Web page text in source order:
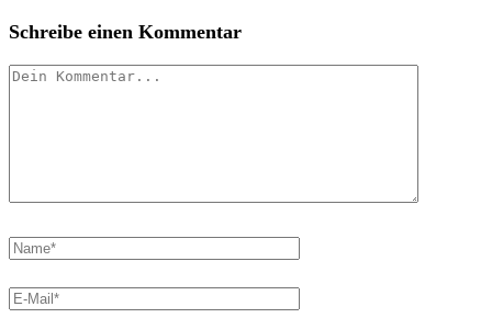
Schreibe einen Kommentar